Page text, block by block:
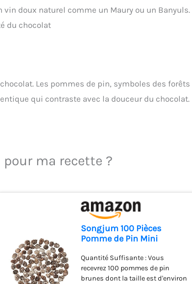
doux naturel comme un Maury ou un Banyuls.
du chocolat
Les pommes de pin, symboles des forêts
qui contraste avec la douceur du chocolat.
ma recette ?
Songjum 100 Pièces
Pomme de Pin Mini
avec Peinture Blanche
Petite Pomme de Pin pour
Maison Festive Bricolage
Quantité Suffisante : Vous
recevrez 100 pommes de pin
brunes dont la taille est d'environ